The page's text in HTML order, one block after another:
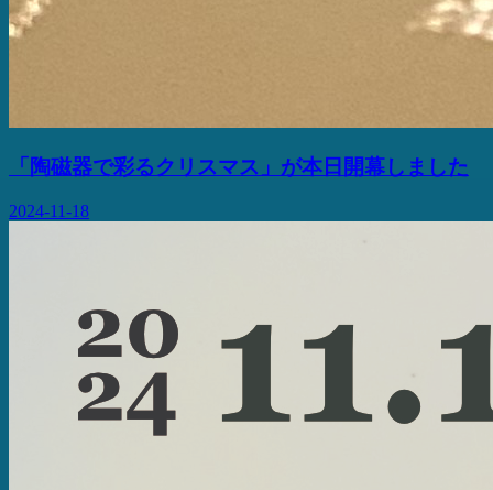
「陶磁器で彩るクリスマス」が本日開幕しました
2024-11-18